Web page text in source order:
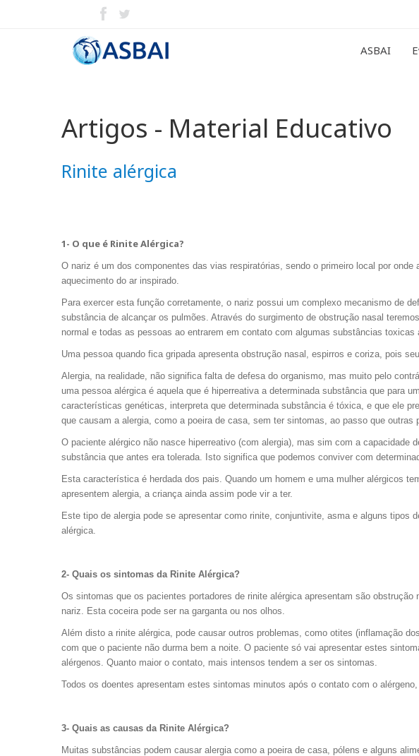
ASBAI
Artigos - Material Educativo
Rinite alérgica
1- O que é Rinite Alérgica?
O nariz é um dos componentes das vias respiratórias, sendo o primeiro local por
aquecimento do ar inspirado.
Para exercer esta função corretamente, o nariz possui um complexo mecanismo de
substância de alcançar os pulmões. Através do surgimento de obstrução nasal
normal e todas as pessoas ao entrarem em contato com algumas substâncias
Uma pessoa quando fica gripada apresenta obstrução nasal, espirros e coriza, pois
Alergia, na realidade, não significa falta de defesa do organismo, mas muito pelo
uma pessoa alérgica é aquela que é hiperreativa a determinada substância que para
características genéticas, interpreta que determinada substância é tóxica, e que ele
que causam a alergia, como a poeira de casa, sem ter sintomas, ao passo que
O paciente alérgico não nasce hiperreativo (com alergia), mas sim com a
substância que antes era tolerada. Isto significa que podemos conviver com
Esta característica é herdada dos pais. Quando um homem e uma mulher alérgicos
apresentem alergia, a criança ainda assim pode vir a ter.
Este tipo de alergia pode se apresentar como rinite, conjuntivite, asma e alguns
alérgica.
2- Quais os sintomas da Rinite Alérgica?
Os sintomas que os pacientes portadores de rinite alérgica apresentam são
nariz. Esta coceira pode ser na garganta ou nos olhos.
Além disto a rinite alérgica, pode causar outros problemas, como otites (inflamação
com que o paciente não durma bem a noite. O paciente só vai apresentar estes
alérgenos. Quanto maior o contato, mais intensos tendem a ser os sintomas.
Todos os doentes apresentam estes sintomas minutos após o contato com o
3- Quais as causas da Rinite Alérgica?
Muitas substâncias podem causar alergia como a poeira de casa, pólens e alguns